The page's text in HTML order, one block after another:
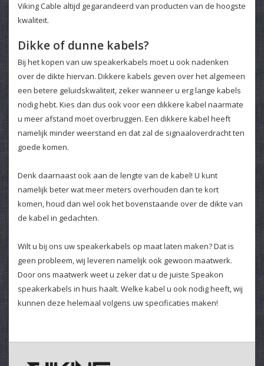
Viking Cable altijd gegarandeerd van producten van de hoogste
kwaliteit.
Dikke of dunne kabels?
Bij het kopen van uw speakerkabels moet u ook nadenken
over de dikte hiervan. Dikkere kabels geven over het algemeen
een betere geluidskwaliteit, zeker wanneer u erg lange kabels
nodig hebt. Kies dan dus ook voor een dikkere kabel naarmate
u meer afstand moet overbruggen. Een dikkere kabel heeft
namelijk minder weerstand en dat zal de signaaloverdracht ten
goede komen.
Denk daarnaast ook aan de lengte van de kabel! U kunt
namelijk beter wat meer meters overhouden dan te kort
komen, houd dan wel ook het bovenstaande over de dikte van
de kabel in gedachten.
Wilt u bij ons uw speakerkabels op maat laten maken? Dat is
geen probleem, wij leveren namelijk ook gewoon maatwerk.
Door ons maatwerk weet u zeker dat u de juiste Speakon
speakerkabels in huis haalt. Welke kabel u ook nodig heeft, wij
kunnen deze helemaal volgens uw specificaties maken!